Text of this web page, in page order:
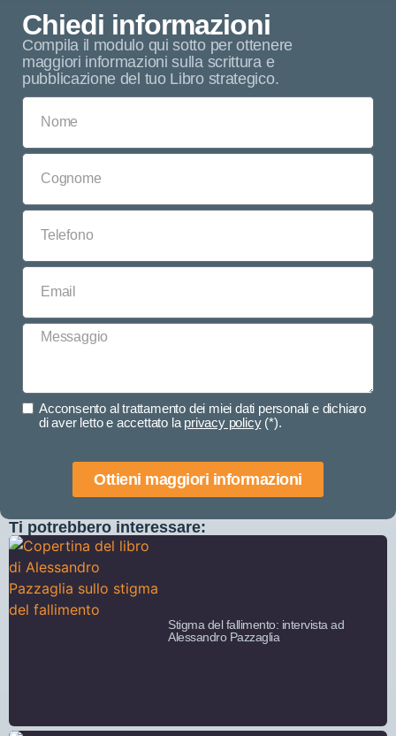
Chiedi informazioni
Compila il modulo qui sotto per ottenere
maggiori informazioni sulla scrittura e
pubblicazione del tuo Libro strategico.
Acconsento al trattamento dei miei dati personali e dichiaro
di aver letto e accettato la privacy policy(*).
Ottieni maggiori informazioni
Ti potrebbero interessare:
Stigma del fallimento: intervista ad
Alessandro Pazzaglia